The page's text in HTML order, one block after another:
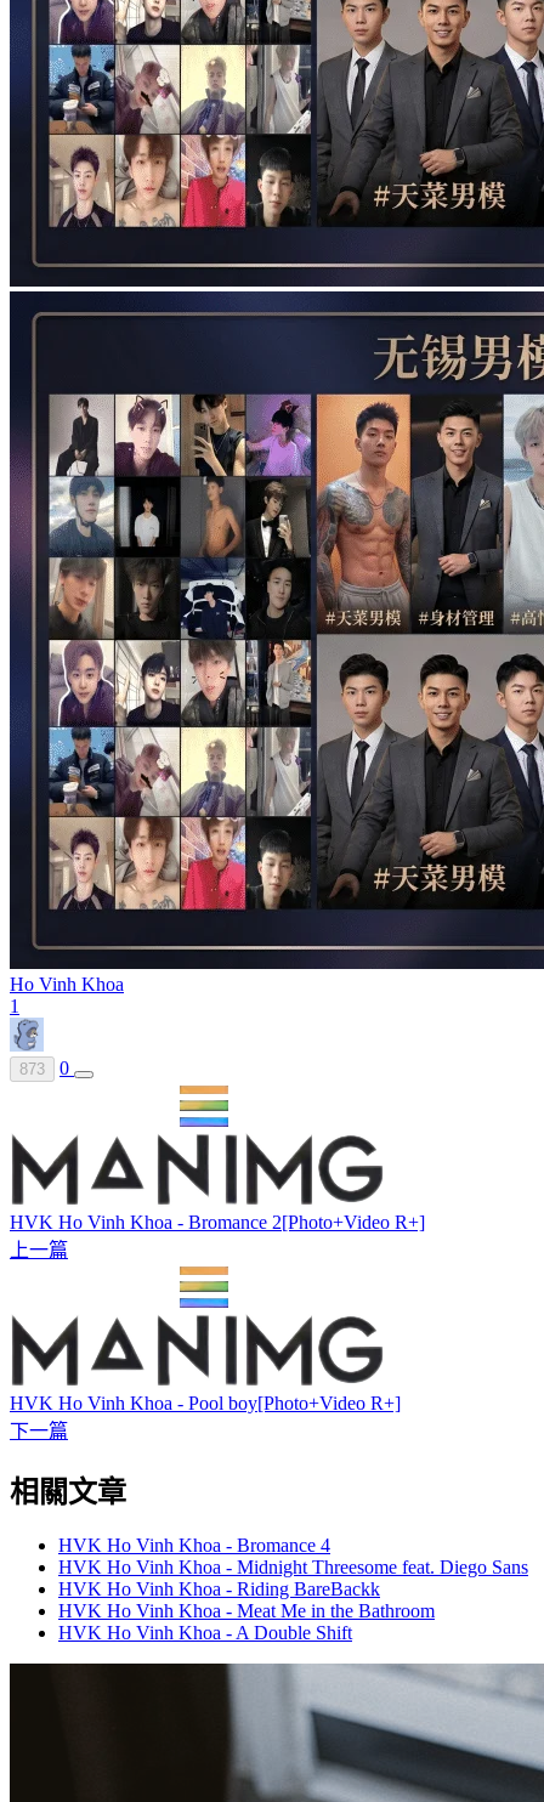
Ho Vinh Khoa
1
873 0
HVK Ho Vinh Khoa - Bromance 2[Photo+Video R+]
上一篇
HVK Ho Vinh Khoa - Pool boy[Photo+Video R+]
下一篇
相關文章
HVK Ho Vinh Khoa - Bromance 4
HVK Ho Vinh Khoa - Midnight Threesome feat. Diego Sans
HVK Ho Vinh Khoa - Riding BareBackk
HVK Ho Vinh Khoa - Meat Me in the Bathroom
HVK Ho Vinh Khoa - A Double Shift